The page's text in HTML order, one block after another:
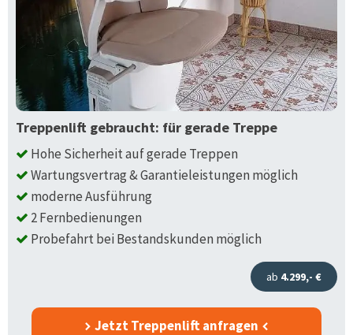
Treppenlift gebraucht: für gerade Treppe
Hohe Sicherheit auf gerade Treppen
Wartungsvertrag & Garantieleistungen möglich
moderne Ausführung
2 Fernbedienungen
Probefahrt bei Bestandskunden möglich
ab 4.299,- €
Jetzt Treppenlift anfragen